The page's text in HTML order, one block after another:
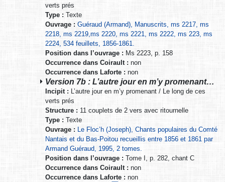
verts prés
Type : Texte
Ouvrage : Guéraud (Armand), Manuscrits, ms 2217, ms
2218, ms 2219,ms 2220, ms 2221, ms 2222, ms 223, ms
2224, 534 feuillets, 1856-1861.
Position dans l’ouvrage : Ms 2223, p. 158
Occurrence dans Coirault : non
Occurrence dans Laforte : non
Version 7b : L’autre jour en m’y promenant…
Incipit : L’autre jour en m’y promenant / Le long de ces
verts prés
Structure : 11 couplets de 2 vers avec ritournelle
Type : Texte
Ouvrage : Le Floc’h (Joseph), Chants populaires du Comté
Nantais et du Bas-Poitou recueillis entre 1856 et 1861 par
Armand Guéraud, 1995, 2 tomes.
Position dans l’ouvrage : Tome I, p. 282, chant C
Occurrence dans Coirault : non
Occurrence dans Laforte : non